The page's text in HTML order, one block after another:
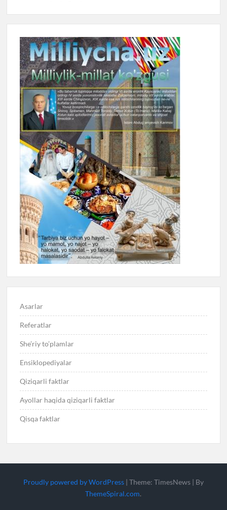
Asarlar
Referatlar
She’riy to’plamlar
Ensiklopediyalar
Qiziqarli faktlar
Ayollar haqida qiziqarli faktlar
Qisqa faktlar
Proudly powered by WordPress | Theme: TimesNews | By
ThemeSpiral.com.